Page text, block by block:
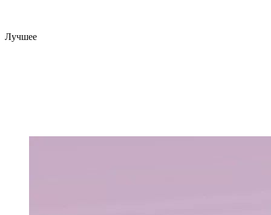
Лучшее